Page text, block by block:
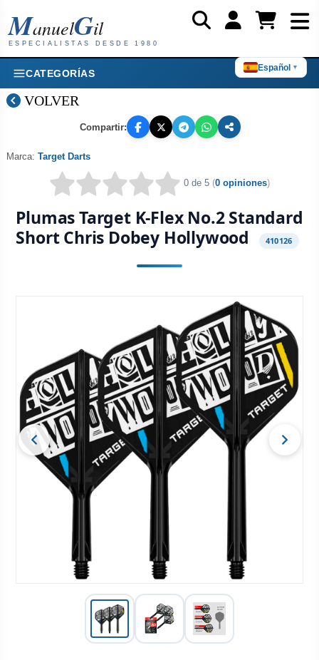
Español ▼
ManuelGil
ESPECIALISTAS DESDE 1980
CATEGORÍAS
VOLVER
Compartir:
0 de 5 (0 opiniones)
Plumas Target K-Flex No.2 Standard
Short Chris Dobey Hollywood
410126
Marca: Target Darts